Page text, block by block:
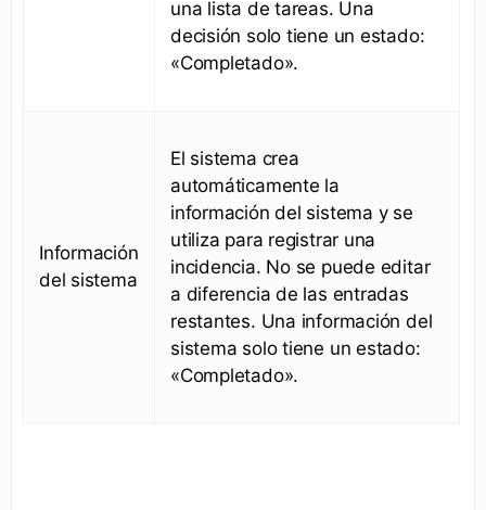
una lista de tareas. Una
decisión solo tiene un estado:
«Completado».
Información
del sistema
El sistema crea
automáticamente la
información del sistema y se
utiliza para registrar una
incidencia. No se puede editar
a diferencia de las entradas
restantes. Una información del
sistema solo tiene un estado:
«Completado».